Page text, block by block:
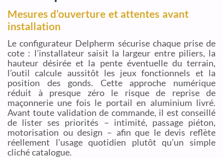
Mesures d’ouverture et attentes avant
installation
Le configurateur Delpherm sécurise chaque prise de
cote : l’installateur saisit la largeur entre piliers, la
hauteur désirée et la pente éventuelle du terrain,
l’outil calcule aussitôt les jeux fonctionnels et la
position des gonds. Cette approche numérique
réduit à presque zéro le risque de reprise de
maçonnerie une fois le portail en aluminium livré.
Avant toute validation de commande, il est conseillé
de lister ses priorités – intimité, passage piéton,
motorisation ou design – afin que le devis reflète
réellement l’usage quotidien plutôt qu’un simple
cliché catalogue.